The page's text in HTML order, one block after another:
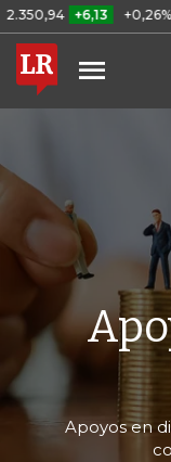
+0,26%
Apoyos en